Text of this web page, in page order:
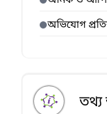
অভিযোগ
তথ্য